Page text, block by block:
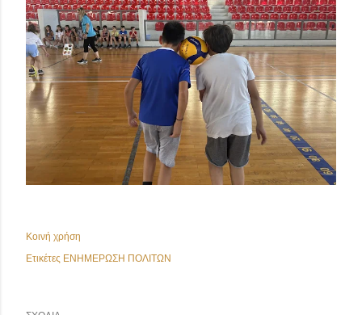
Κοινή χρήση
Ετικέτες ΕΝΗΜΕΡΩΣΗ ΠΟΛΙΤΩΝ